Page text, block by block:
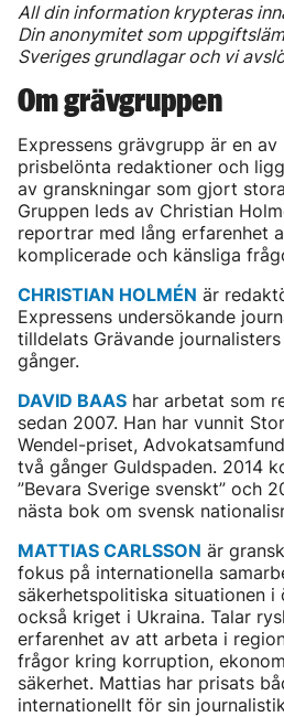
All din information krypteras
Din anonymitet som
Sveriges grundlagar och vi
Om grävgruppen
Expressens grävgrupp är en av
prisbelönta redaktioner och
av granskningar som gjort
Gruppen leds av Christian
reportrar med lång erfarenhet
komplicerade och känsliga
CHRISTIAN HOLMÉN är
Expressens undersökande
tilldelats Grävande
gånger.
DAVID BAAS har arbetat som
sedan 2007. Han har vunnit
Wendel-priset,
två gånger Guldspaden. 2014
”Bevara Sverige svenskt” och
nästa bok om svensk
MATTIAS CARLSSON är
fokus på internationella
säkerhetspolitiska situationen i
också kriget i Ukraina. Talar
erfarenhet av att arbeta i
frågor kring korruption,
säkerhet. Mattias har prisats
internationellt för sin